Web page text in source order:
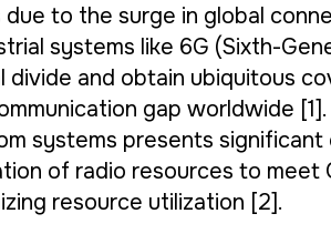
due to the surge in global
systems like 6G (Sixth-
divide and obtain ubiquitous
gap worldwide
systems presents
of radio resources to meet
resource utilization [2].